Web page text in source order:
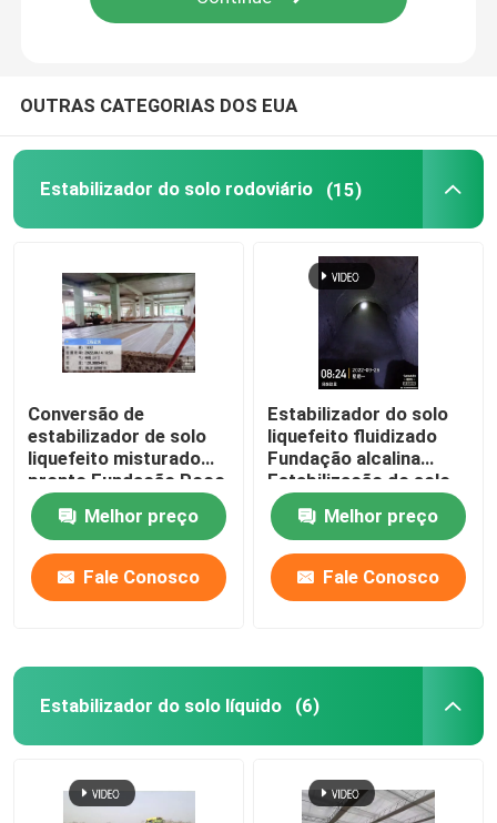
Solicite um orçamento
Estabilizador do solo rodoviário
Estabilizador do solo líquido
Estabilizador de Enzima do Solo
Solidificação do lodo
Supressor de pó
OUTRAS CATEGORIAS DOS EUA
Estabilizador do solo rodoviário (15)
Conversão de
estabilizador de solo
liquefeito misturado
pronto Fundação Poço
de reabastecimento
Estabilização do solo
Melhor preço
Fale Conosco
Estabilizador do solo
liquefeito fluidizado
Fundação alcalina
Estabilização do solo
Melhor preço
Fale Conosco
Estabilizador do solo líquido (6)